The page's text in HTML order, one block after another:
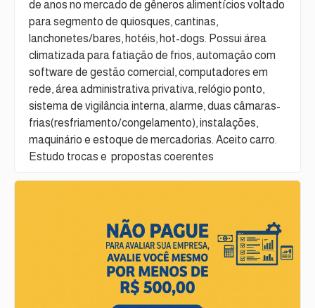
de anos no mercado de gêneros alimentícios voltado
para segmento de quiosques, cantinas,
lanchonetes/bares, hotéis, hot-dogs. Possui área
climatizada para fatiação de frios, automação com
software de gestão comercial, computadores em
rede, área administrativa privativa, relógio ponto,
sistema de vigilância interna, alarme, duas câmaras-
frias(resfriamento/congelamento), instalações,
maquinário e estoque de mercadorias. Aceito carro.
Estudo trocas e propostas coerentes